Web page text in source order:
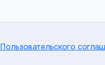
Пользовательского